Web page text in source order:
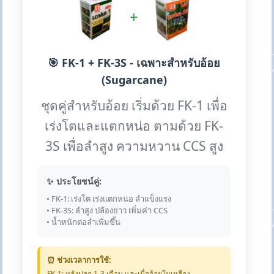
+
🎯 FK-1 + FK-3S - เฉพาะสำหรับอ้อย
(Sugarcane)
ชุดคู่สำหรับอ้อย เริ่มด้วย FK-1 เพื่อ
เร่งโตและแตกหน่อ ตามด้วย FK-
3S เพื่อลำสูง ความหวาน CCS สูง
✨ ประโยชน์คู่:
• FK-1: เร่งโต เร่งแตกหน่อ ลำแข็งแรง
• FK-3S: ลำสูง ปล้องยาว เพิ่มค่า CCS
• น้ำหนักต่อลำเพิ่มขึ้น
⏰ ช่วงเวลาการใช้: